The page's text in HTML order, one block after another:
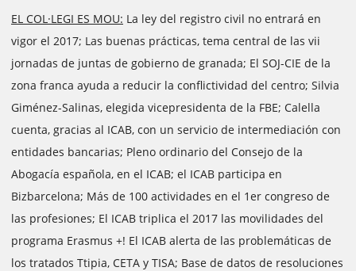
EL COL·LEGI ES MOU: La ley del registro civil no entrará en
vigor el 2017; Las buenas prácticas, tema central de las vii
jornadas de juntas de gobierno de granada; El SOJ-CIE de la
zona franca ayuda a reducir la conflictividad del centro; Silvia
Giménez-Salinas, elegida vicepresidenta de la FBE; Calella
cuenta, gracias al ICAB, con un servicio de intermediación con
entidades bancarias; Pleno ordinario del Consejo de la
Abogacía española, en el ICAB; el ICAB participa en
Bizbarcelona; Más de 100 actividades en el 1er congreso de
las profesiones; El ICAB triplica el 2017 las movilidades del
programa Erasmus +! El ICAB alerta de las problemáticas de
los tratados Ttipia, CETA y TISA; Base de datos de resoluciones